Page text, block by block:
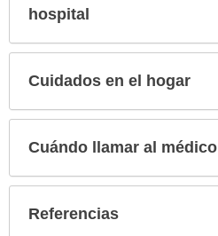
hospital
Cuidados en el hogar
Cuándo llamar al médico
Referencias